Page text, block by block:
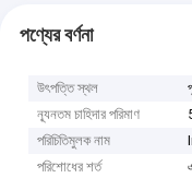
পণ্যের বর্ণনা
উৎপত্তি স্থল
ন্যূনতম চাহিদার পরিমাণ
পরিচিতিমুলক নাম
পরিশোধের শর্ত